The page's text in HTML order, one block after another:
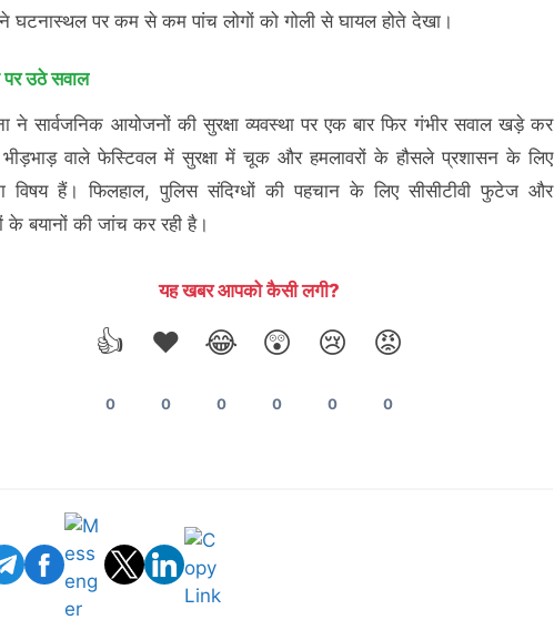
घटनास्थल पर कम से कम पांच लोगों को गोली से घायल होते देखा।
पर उठे सवाल
ने सार्वजनिक आयोजनों की सुरक्षा व्यवस्था पर एक बार फिर गंभीर सवाल खड़े कर
वाले फेस्टिवल में सुरक्षा में चूक और हमलावरों के हौसले प्रशासन के लिए
विषय हैं। फिलहाल, पुलिस संदिग्धों की पहचान के लिए सीसीटीवी फुटेज और
के बयानों की जांच कर रही है।
यह खबर आपको कैसी लगी?
👍
0
❤️
0
😂
0
😲
0
😢
0
😡
0